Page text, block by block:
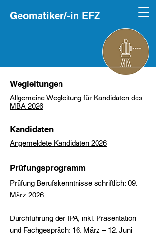
Geomatiker/-in EFZ
Wegleitungen
Allgemeine Wegleitung für Kandidaten des
MBA 2026
Kandidaten
Angemeldete Kandidaten 2026
Prüfungsprogramm
Prüfung Berufskenntnisse schriftlich: 09.
März 2026,
Durchführung der IPA, inkl. Präsentation
und Fachgespräch: 16. März – 12. Juni